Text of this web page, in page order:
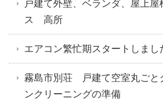
戸建て外壁、ベランダ、屋上
ス 高所
エアコン繁忙期スタートしまし
霧島市別荘 戸建て空室丸ごと
ンクリーニングの準備